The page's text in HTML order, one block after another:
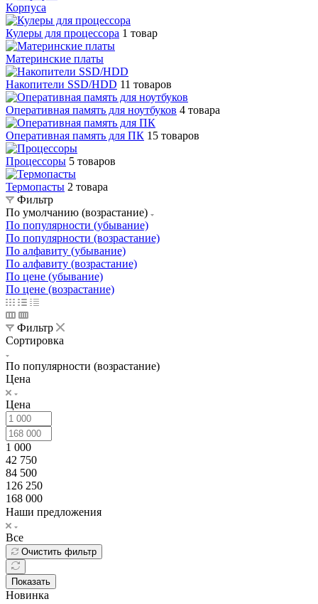
Корпуса
Кулеры для процессора 1 товар
Материнские платы
Накопители SSD/HDD 11 товаров
Оперативная память для ноутбуков 4 товара
Оперативная память для ПК 15 товаров
Процессоры 5 товаров
Термопасты 2 товара
Фильтр
По умолчанию (возрастание)
По популярности (убывание)
По популярности (возрастание)
По алфавиту (убывание)
По алфавиту (возрастание)
По цене (убывание)
По цене (возрастание)
Фильтр
Сортировка
По популярности (возрастание)
Цена
Цена
1 000
42 750
84 500
126 250
168 000
Наши предложения
Все
Очистить фильтр
Показать
Новинка